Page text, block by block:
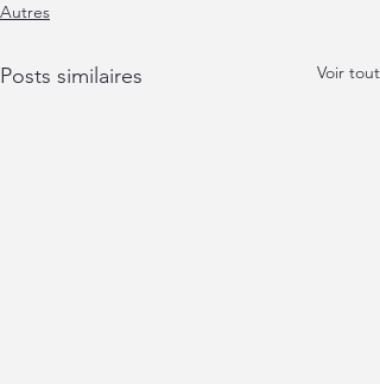
Autres
Posts similaires Voir tout